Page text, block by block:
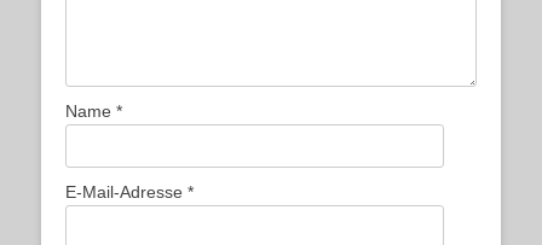
Name *
E-Mail-Adresse *